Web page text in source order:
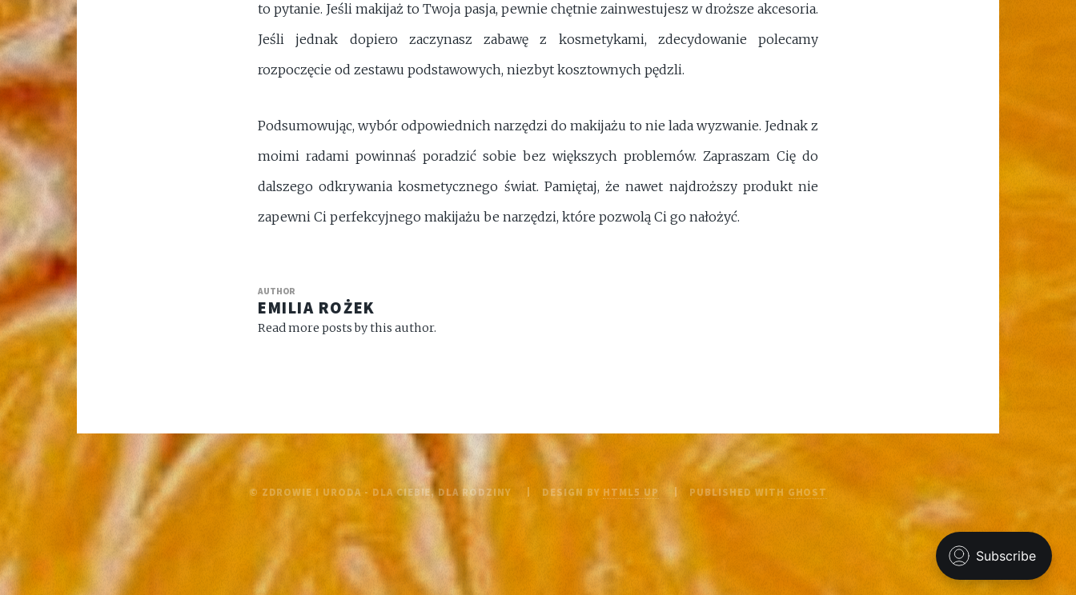
to pytanie. Jeśli makijaż to Twoja pasja, pewnie chętnie zainwestujesz w droższe akcesoria.
Jeśli jednak dopiero zaczynasz zabawę z kosmetykami, zdecydowanie polecamy
rozpoczęcie od zestawu podstawowych, niezbyt kosztownych pędzli.
Podsumowując, wybór odpowiednich narzędzi do makijażu to nie lada wyzwanie. Jednak z
moimi radami powinnaś poradzić sobie bez większych problemów. Zapraszam Cię do
dalszego odkrywania kosmetycznego świat. Pamiętaj, że nawet najdroższy produkt nie
zapewni Ci perfekcyjnego makijażu be narzędzi, które pozwolą Ci go nałożyć.
AUTHOR
EMILIA ROŻEK
Read more posts by this author.
© ZDROWIE I URODA - DLA CIEBIE, DLA RODZINY DESIGN BY HTML5 UP PUBLISHED WITH GHOST